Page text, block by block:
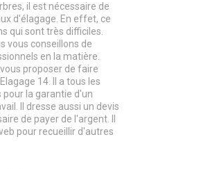
il est nécessaire de
d'élagage. En effet, ce
qui sont très difficiles.
vous conseillons de
en la matière.
proposer de faire
14. Il a tous les
la garantie d'un
Il dresse aussi un devis
de payer de l'argent. Il
pour recueillir d'autres